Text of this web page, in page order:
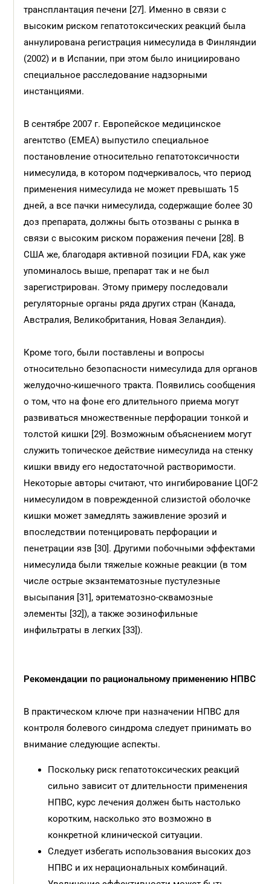
трансплантация печени [27]. Именно в связи с
высоким риском гепатотоксических реакций была
аннулирована регистрация нимесулида в Финляндии
(2002) и в Испании, при этом было инициировано
специальное расследование надзорными
инстанциями.
В сентябре 2007 г. Европейское медицинское
агентство (EMEA) выпустило специальное
постановление относительно гепатотоксичности
нимесулида, в котором подчеркивалось, что период
применения нимесулида не может превышать 15
дней, а все пачки нимесулида, содержащие более 30
доз препарата, должны быть отозваны с рынка в
связи с высоким риском поражения печени [28]. В
США же, благодаря активной позиции FDA, как уже
упоминалось выше, препарат так и не был
зарегистрирован. Этому примеру последовали
регуляторные органы ряда других стран (Канада,
Австралия, Великобритания, Новая Зеландия).
Кроме того, были поставлены и вопросы
относительно безопасности нимесулида для органов
желудочно-кишечного тракта. Появились сообщения
о том, что на фоне его длительного приема могут
развиваться множественные перфорации тонкой и
толстой кишки [29]. Возможным объяснением могут
служить топическое действие нимесулида на стенку
кишки ввиду его недостаточной растворимости.
Некоторые авторы считают, что ингибирование ЦОГ-2
нимесулидом в поврежденной слизистой оболочке
кишки может замедлять заживление эрозий и
впоследствии потенцировать перфорации и
пенетрации язв [30]. Другими побочными эффектами
нимесулида были тяжелые кожные реакции (в том
числе острые экзантематозные пустулезные
высыпания [31], эритематозно-сквамозные
элементы [32]), а также эозинофильные
инфильтраты в легких [33]).
Рекомендации по рациональному применению НПВС
В практическом ключе при назначении НПВС для
контроля болевого синдрома следует принимать во
внимание следующие аспекты.
Поскольку риск гепатотоксических реакций
сильно зависит от длительности применения
НПВС, курс лечения должен быть настолько
коротким, насколько это возможно в
конкретной клинической ситуации.
Следует избегать использования высоких доз
НПВС и их нерациональных комбинаций.